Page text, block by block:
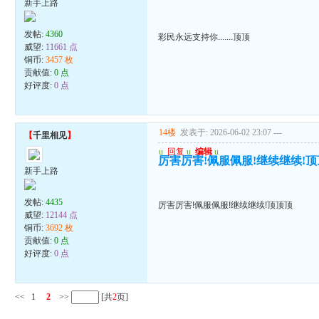
新手上路
发帖:4360
威望: 11661 点
铜币:3457 枚
贡献值:0 点
好评度:0 点
彩民永远支持你.......顶顶
【千里相见】
新手上路
发帖:4435
威望: 12144 点
铜币:3692 枚
贡献值:0 点
好评度:0 点
14楼 发表于: 2026-06-02 23:07 ---
u 回复 u 编辑 u
厉害厉害!佩服佩服!继续继续!
厉害厉害!佩服佩服!继续继续!顶顶顶
<< 1 2 >> [共2页]